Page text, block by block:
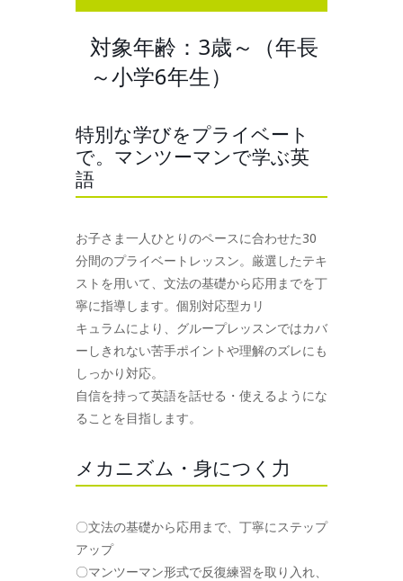
対象年齢：3歳～（年長
～小学6年生）
特別な学びをプライベート
で。マンツーマンで学ぶ英
語
お子さま一人ひとりのペースに合わせた30
分間のプライベートレッスン。厳選したテキ
ストを用いて、文法の基礎から応用までを丁
寧に指導します。個別対応型カリ
キュラムにより、グループレッスンではカバ
ーしきれない苦手ポイントや理解のズレにも
しっかり対応。
自信を持って英語を話せる・使えるようにな
ることを目指します。
メカニズム・身につく力
〇文法の基礎から応用まで、丁寧にステップ
アップ
〇マンツーマン形式で反復練習を取り入れ、